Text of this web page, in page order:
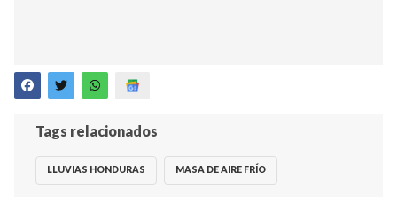
Tags relacionados
LLUVIAS HONDURAS MASA DE AIRE FRÍO